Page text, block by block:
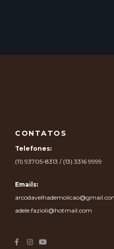
CONTATOS
Telefones:
Emails:
arcodavelhademolicao@gmail.com